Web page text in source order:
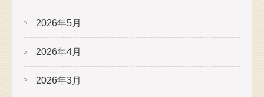
2026年5月
2026年4月
2026年3月